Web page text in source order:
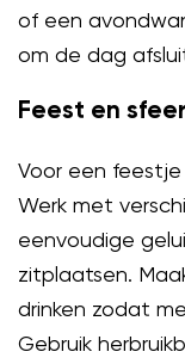
of een
om de dag
Feest en sfeer
Voor een feestje
Werk met
eenvoudige
zitplaatsen.
drinken zodat
Gebruik